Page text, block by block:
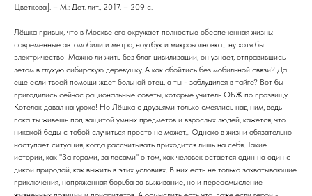
Цветкова]. – М.: Дет. лит., 2017. – 209 с.
Лёшка привык, что в Москве его окружает полностью обеспеченная жизнь:
современные автомобили и метро, ноутбук и микроволновка... ну хотя бы
электричество! Можно ли жить без благ цивилизации, он узнает, отправившись
летом в глухую сибирскую деревушку. А как обойтись без мобильной связи? Да
еще если твоей помощи ждет больной отец, а ты - заблудился в тайге? Вот бы
пригодились сейчас рациональные советы, которые учитель ОБЖ по прозвищу
Котелок давал на уроке! Но Лёшка с друзьями только смеялись над ним, ведь
пока ты живешь под защитой умных предметов и взрослых людей, кажется, что
никакой беды с тобой случиться просто не может... Однако в жизни обязательно
наступает ситуация, когда рассчитывать приходится лишь на себя. Такие
истории, как "За горами, за лесами" о том, как человек остается один на один с
дикой природой, как выжить в этих условиях. В них есть не только захватывающие
приключения, напряженная борьба за выживание, но и переосмысление